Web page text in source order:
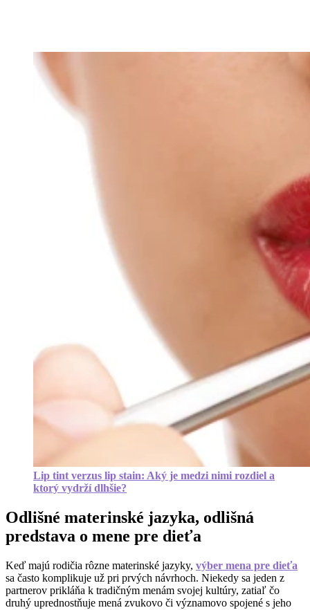
Lip tint verzus lip stain: Aký je medzi nimi rozdiel a
ktorý vydrží dlhšie?
Odlišné materinské jazyka, odlišná
predstava o mene pre dieťa
Keď majú rodičia rôzne materinské jazyky, výber mena pre dieťa
sa často komplikuje už pri prvých návrhoch. Niekedy sa jeden z
partnerov prikláňa k tradičným menám svojej kultúry, zatiaľ čo
druhý uprednostňuje mená zvukovo či významovo spojené s jeho